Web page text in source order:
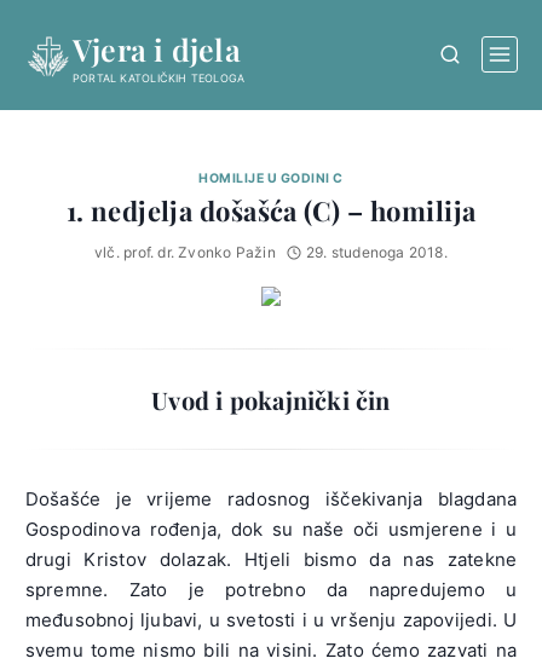
content
Vjera i djela
PORTAL KATOLIČKIH TEOLOGA
HOMILIJE U GODINI C
1. nedjelja došašća (C) – homilija
vlč. prof. dr. Zvonko Pažin 29. studenoga 2018.
Uvod i pokajnički čin
Došašće je vrijeme radosnog iščekivanja blagdana
Gospodinova rođenja, dok su naše oči usmjerene i u
drugi Kristov dolazak. Htjeli bismo da nas zatekne
spremne. Zato je potrebno da napredujemo u
međusobnoj ljubavi, u svetosti i u vršenju zapovijedi. U
svemu tome nismo bili na visini. Zato ćemo zazvati na